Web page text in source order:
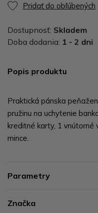
Pridať do obľúbených
Dostupnosť: Skladem
Doba dodania: 1 - 2 dni
Popis produktu
Praktická pánska
pružinu na uchytenie
kreditné karty, 1 vnútorné
mince.
Parametry
Značka